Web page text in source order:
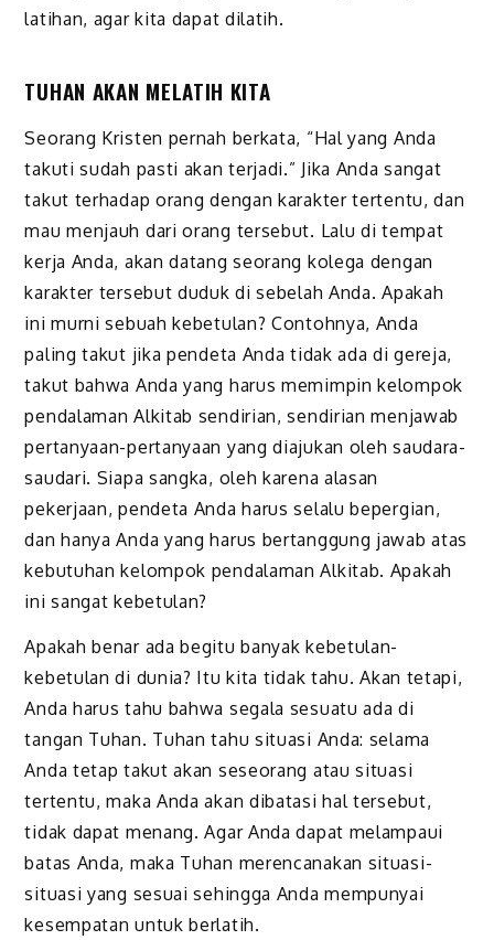
latihan, agar kita dapat dilatih.
TUHAN AKAN MELATIH KITA
Seorang Kristen pernah berkata, “Hal yang Anda
takuti sudah pasti akan terjadi.” Jika Anda sangat
takut terhadap orang dengan karakter tertentu, dan
mau menjauh dari orang tersebut. Lalu di tempat
kerja Anda, akan datang seorang kolega dengan
karakter tersebut duduk di sebelah Anda. Apakah
ini murni sebuah kebetulan? Contohnya, Anda
paling takut jika pendeta Anda tidak ada di gereja,
takut bahwa Anda yang harus memimpin kelompok
pendalaman Alkitab sendirian, sendirian menjawab
pertanyaan-pertanyaan yang diajukan oleh saudara-
saudari. Siapa sangka, oleh karena alasan
pekerjaan, pendeta Anda harus selalu bepergian,
dan hanya Anda yang harus bertanggung jawab atas
kebutuhan kelompok pendalaman Alkitab. Apakah
ini sangat kebetulan?
Apakah benar ada begitu banyak kebetulan-
kebetulan di dunia? Itu kita tidak tahu. Akan tetapi,
Anda harus tahu bahwa segala sesuatu ada di
tangan Tuhan. Tuhan tahu situasi Anda: selama
Anda tetap takut akan seseorang atau situasi
tertentu, maka Anda akan dibatasi hal tersebut,
tidak dapat menang. Agar Anda dapat melampaui
batas Anda, maka Tuhan merencanakan situasi-
situasi yang sesuai sehingga Anda mempunyai
kesempatan untuk berlatih.